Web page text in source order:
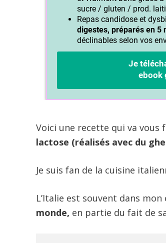
Voici une recette qui va vous
lactose (réalisés avec du
Je suis fan de la cuisine
L’Italie est souvent dans mon
monde, en partie du fait de